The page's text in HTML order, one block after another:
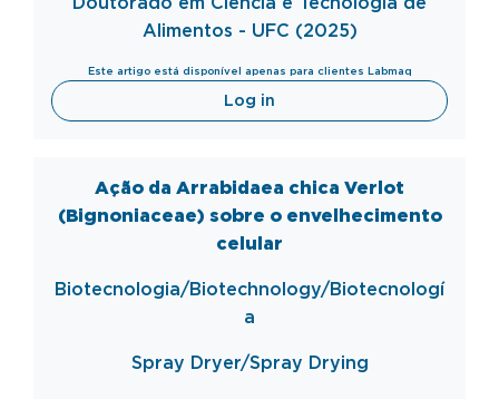
Alimentos - UFC (2025)
Este artigo está disponível apenas para clientes Labmaq
Log in
Ação da Arrabidaea chica Verlot
(Bignoniaceae) sobre o envelhecimento
celular
Biotecnologia/Biotechnology/Biotecnologí
a
Spray Dryer/Spray Drying